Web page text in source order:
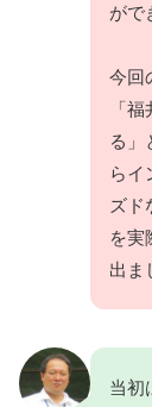
がで
今回
「
る」
らイ
ズド
を実
出ま
当初